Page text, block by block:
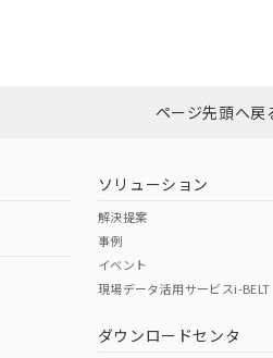
ダウンロードはこちら
（日本
（アメリカ
ページ先頭へ戻
ソリューション
解決提案
事例
イベント
現場データ活用サービスi-BELT
ダウンロードセンタ